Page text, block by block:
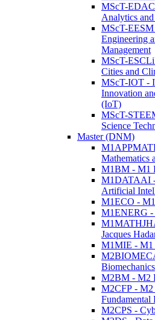
MScT-
Analytics
MScT-
Engineering
Management
MScT-
Cities and
MScT-IOT -
Innovation
(IoT)
MScT-
Science
Master (DNM)
Mathematics
M1BM - M1
M1DATAAI
Artificial
M1ECO -
M1ENERG -
Jacques
M1MIE - M1
Biomechanics
M2BM - M2
M2CFP - M2
Fundamental
M2CPS -